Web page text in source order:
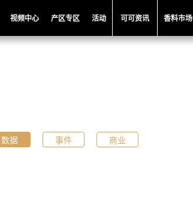
视频中心 产区专区 活动 可可资讯 香料市场
数据 事件
商业